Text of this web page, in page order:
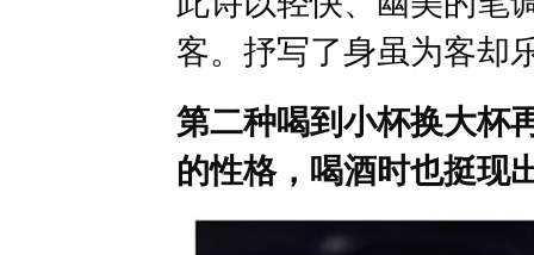
客。抒写了身虽为客却
第二种喝到小杯换大杯
的性格，喝酒时也挺现